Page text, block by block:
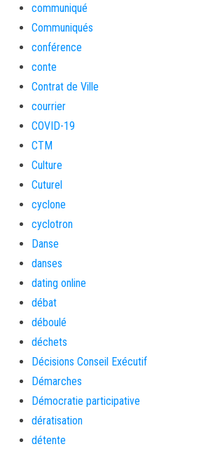
communiqué
Communiqués
conférence
conte
Contrat de Ville
courrier
COVID-19
CTM
Culture
Cuturel
cyclone
cyclotron
Danse
danses
dating online
débat
déboulé
déchets
Décisions Conseil Exécutif
Démarches
Démocratie participative
dératisation
détente